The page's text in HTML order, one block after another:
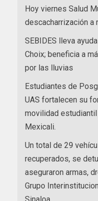
Hoy viernes Salud
descacharrización a
SEBIDES lleva
Choix; beneficia a
por las lluvias
Estudiantes de
UAS fortalecen su
movilidad estudiantil
Mexicali.
Un total de 29
recuperados, se
aseguraron armas,
Grupo